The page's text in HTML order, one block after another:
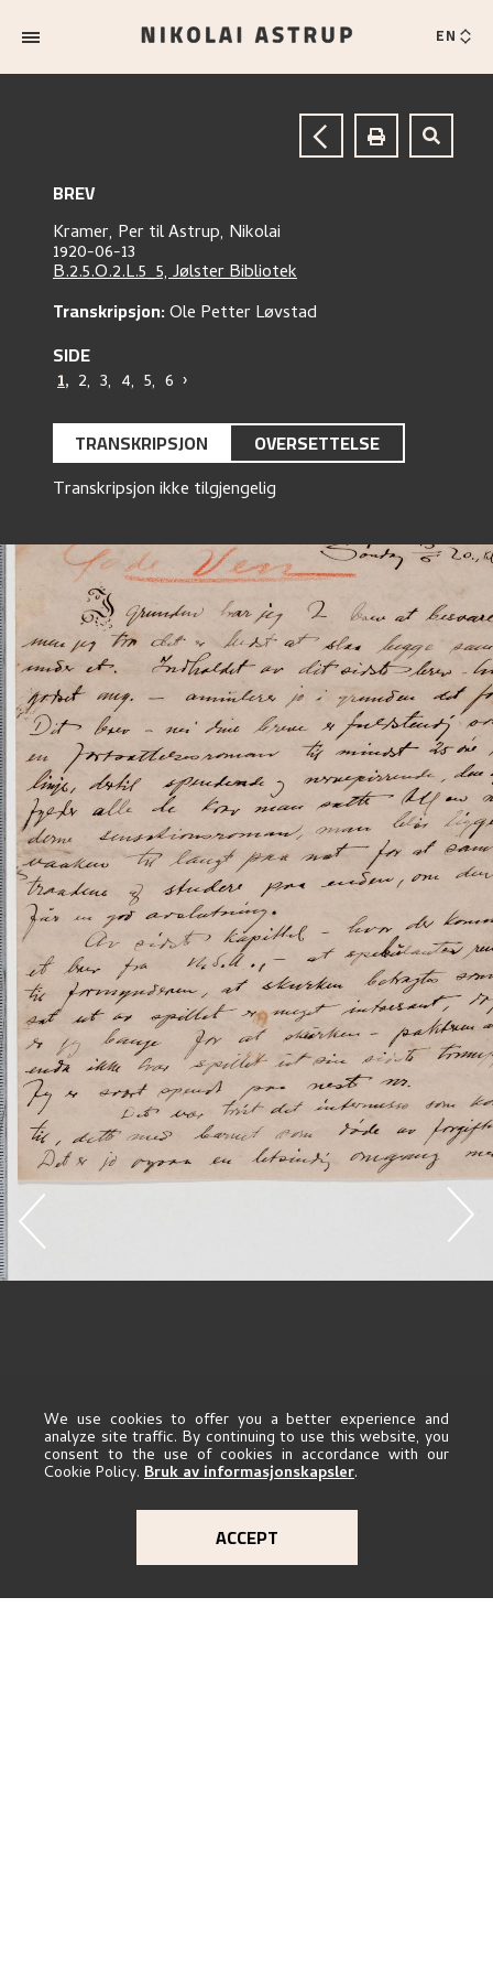
EN
BREV
Kramer, PertilAstrup, Nikolai
1920-06-13
B.2.5.O.2.L.5_5, Jølster Bibliotek
Transkripsjon:Ole Petter Løvstad
SIDE
1, 2, 3, 4, 5, 6 ›
TRANSKRIPSJON OVERSETTELSE
Transkripsjon ikke tilgjengelig
We use cookies to offer you a better experience and
analyze site traffic. By continuing to use this website, you
consent to the use of cookies in accordance with our
Cookie Policy. Bruk av informasjonskapsler.
ACCEPT